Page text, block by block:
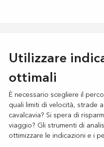
Utilizzare
ottimali
È necessario scegliere il
quali limiti di velocità, strade
cavalcavia? Si spera di
viaggio? Gli strumenti di
ottimizzare le indicazioni e i